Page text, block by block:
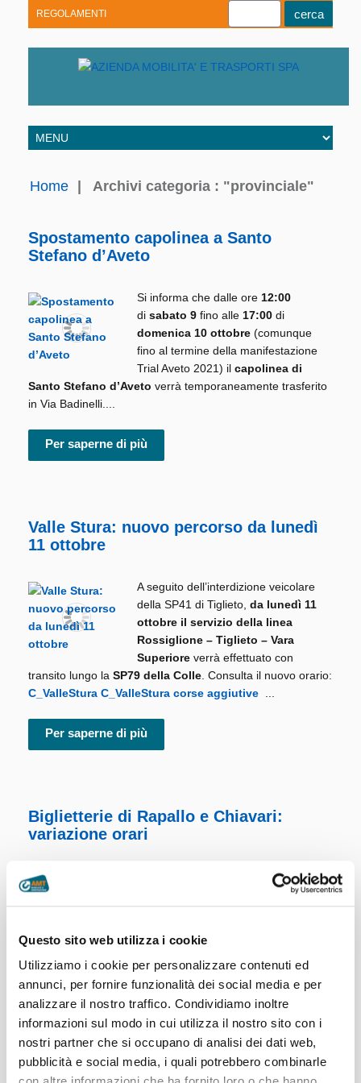
Questo sito web utilizza i cookie
Utilizziamo i cookie per personalizzare contenuti ed
annunci, per fornire funzionalità dei social media e per
analizzare il nostro traffico. Condividiamo inoltre
informazioni sul modo in cui utilizza il nostro sito con i
nostri partner che si occupano di analisi dei dati web,
pubblicità e social media, i quali potrebbero combinarle
REGOLAMENTI
Home Archivi categoria : "provinciale"
Spostamento capolinea a Santo
Stefano d’Aveto
Si informa che dalle ore 12:00
di sabato 9 fino alle 17:00 di
domenica 10 ottobre (comunque
fino al termine della manifestazione
Trial Aveto 2021) il capolinea di
Santo Stefano d’Aveto verrà temporaneamente trasferito
in Via Badinelli....
Per saperne di più
Valle Stura: nuovo percorso da lunedì
11 ottobre
A seguito dell’interdizione veicolare
della SP41 di Tiglieto, da lunedì 11
ottobre il servizio della linea
Rossiglione – Tiglieto – Vara
Superiore verrà effettuato con
transito lungo la SP79 della Colle. Consulta il nuovo orario:
C_ValleStura C_ValleStura corse aggiutive ...
Per saperne di più
Biglietterie di Rapallo e Chiavari:
variazione orari
Si informa che, per motivi tecnici, gli
orari di apertura al pubblico delle
Rapallo: mercoledì 13 ottobre sarà
aperta fino alle ore 12.45.Biglietteria di Chiavari: sabato
16 ottobre chiusa. Ci scusiamo per il disagio....
Per saperne di più